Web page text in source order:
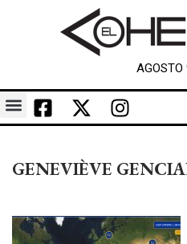
AGOSTO
GENEVIÈVE